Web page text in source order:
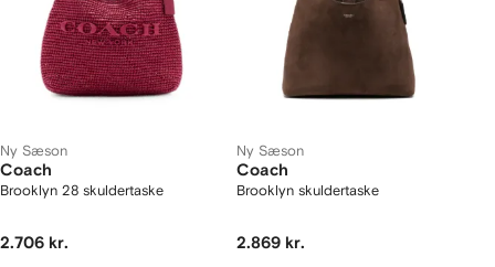
Ny Sæson
Coach
Brooklyn 28 skuldertaske
2.706 kr.
Ny Sæson
Coach
Brooklyn skuldertaske
2.869 kr.